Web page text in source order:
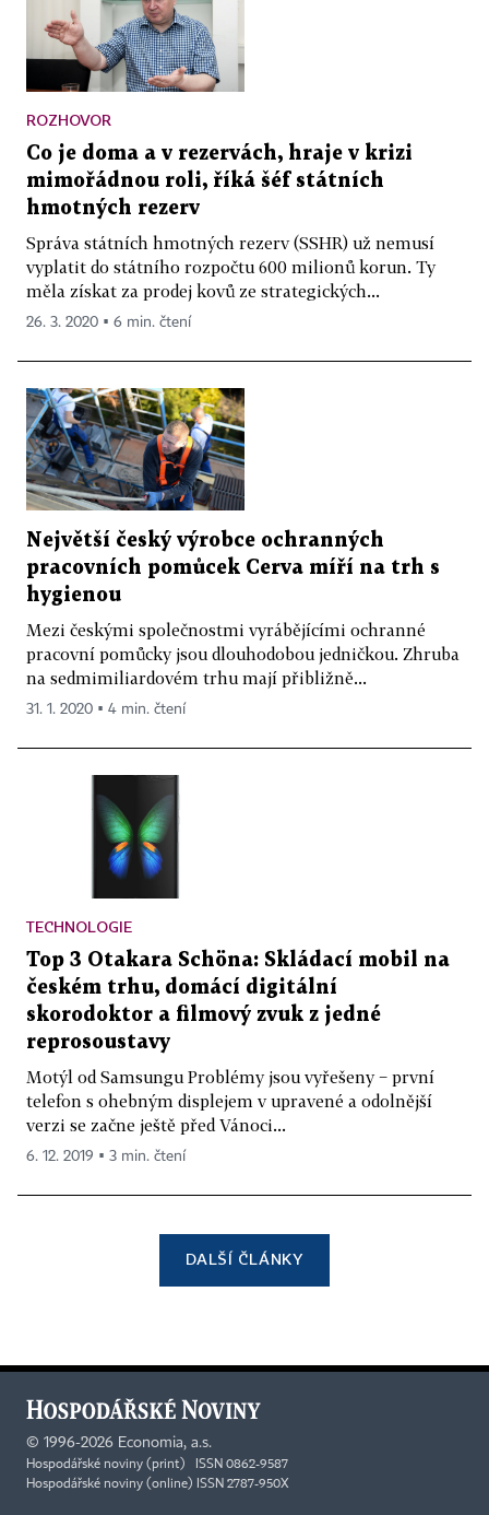
ROZHOVOR
Co je doma a v rezervách, hraje v krizi
mimořádnou roli, říká šéf státních
hmotných rezerv
Správa státních hmotných rezerv (SSHR) už nemusí
vyplatit do státního rozpočtu 600 milionů korun. Ty
měla získat za prodej kovů ze strategických...
26. 3. 2020 ▪ 6 min. čtení
Největší český výrobce ochranných
pracovních pomůcek Cerva míří na trh s
hygienou
Mezi českými společnostmi vyrábějícími ochranné
pracovní pomůcky jsou dlouhodobou jedničkou. Zhruba
na sedmimiliardovém trhu mají přibližně...
31. 1. 2020 ▪ 4 min. čtení
TECHNOLOGIE
Top 3 Otakara Schöna: Skládací mobil na
českém trhu, domácí digitální
skorodoktor a filmový zvuk z jedné
reprosoustavy
Motýl od Samsungu Problémy jsou vyřešeny − první
telefon s ohebným displejem v upravené a odolnější
verzi se začne ještě před Vánoci...
6. 12. 2019 ▪ 3 min. čtení
DALŠÍ ČLÁNKY
© 1996-2026 Economia, a.s.
Hospodářské noviny (print) ISSN 0862-9587
Hospodářské noviny (online) ISSN 2787-950X